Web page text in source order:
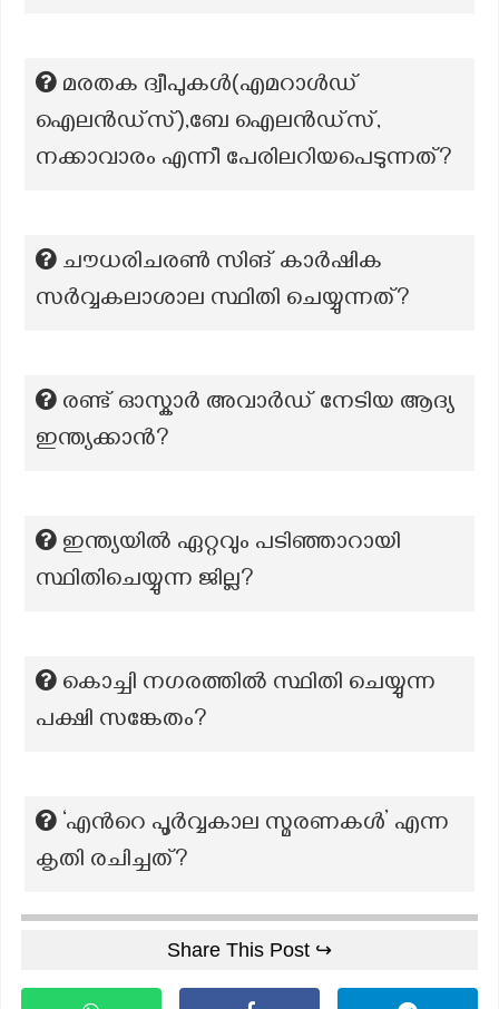
മരതക ദ്വീപുകൾ(എമറാൾഡ്
ഐലൻഡ്സ്),ബേ ഐലൻഡ്സ്,
നക്കാവാരം എന്നീ പേരിലറിയപെടുന്നത്?
ചൗധരിചരൺ സിങ് കാർഷിക
സർവ്വകലാശാല സ്ഥിതി ചെയ്യുന്നത്?
രണ്ട് ഓസ്കാര്‍ അവാര്‍ഡ് നേടിയ ആദ്യ
ഇന്ത്യക്കാന്‍?
ഇന്ത്യയിൽ ഏറ്റവും പടിഞ്ഞാറായി
സ്ഥിതിചെയ്യുന്ന ജില്ല?
കൊച്ചി നഗരത്തിൽ സ്ഥിതി ചെയ്യുന്ന
പക്ഷി സങ്കേതം?
‘എന്‍റെ പൂർവ്വകാല സ്മരണകൾ’ എന്ന
കൃതി രചിച്ചത്?
Share This Post ↪